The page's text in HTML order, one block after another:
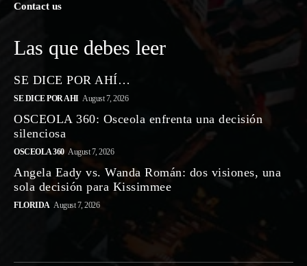
Contact us
Las que debes leer
SE DICE POR AHÍ…
SE DICE POR AHI August 7, 2026
OSCEOLA 360: Osceola enfrenta una decisión
silenciosa
OSCEOLA 360 August 7, 2026
Angela Eady vs. Wanda Román: dos visiones, una
sola decisión para Kissimmee
FLORIDA August 7, 2026